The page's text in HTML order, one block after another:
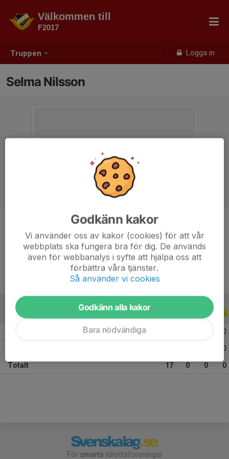
Truppen Logga in
Välkommen till
F2017
Selma Nilsson
Ålder
8 år
ALLA SERIER
0
0
Totalt 17 0 0 0
För smarta idrottsföreningar
Godkänn kakor
Vi använder oss av kakor (cookies) för att vår
webbplats ska fungera bra för dig. De används
även för webbanalys i syfte att hjälpa oss att
förbättra våra tjänster.
Så använder vi cookies
Godkänn alla kakor
Bara nödvändiga